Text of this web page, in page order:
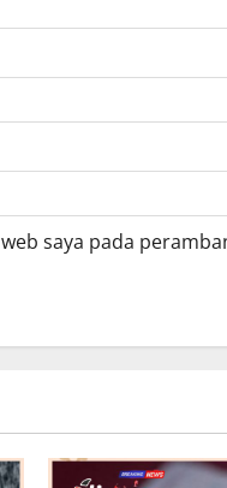
saya pada